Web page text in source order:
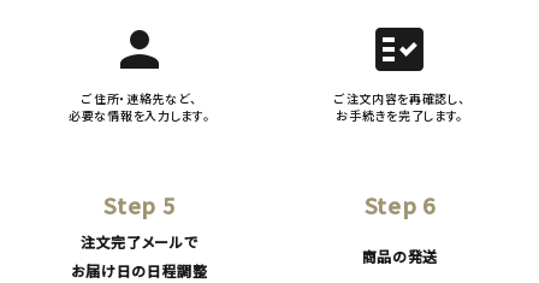
person
ご住所・連絡先など、
必要な情報を入力します。
fact_check
ご注文内容を再確認し、
お手続きを完了します。
Step 5
注文完了メールで
お届け日の日程調整
Step 6
商品の発送